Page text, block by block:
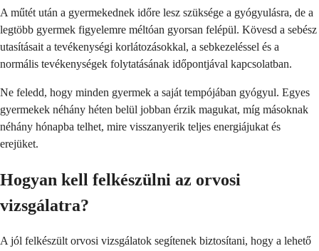
A műtét után a gyermekednek időre lesz szüksége a gyógyulásra, de a
legtöbb gyermek figyelemre méltóan gyorsan felépül. Kövesd a sebész
utasításait a tevékenységi korlátozásokkal, a sebkezeléssel és a
normális tevékenységek folytatásának időpontjával kapcsolatban.
Ne feledd, hogy minden gyermek a saját tempójában gyógyul. Egyes
gyermekek néhány héten belül jobban érzik magukat, míg másoknak
néhány hónapba telhet, mire visszanyerik teljes energiájukat és
erejüket.
Hogyan kell felkészülni az orvosi
vizsgálatra?
A jól felkészült orvosi vizsgálatok segítenek biztosítani, hogy a lehető